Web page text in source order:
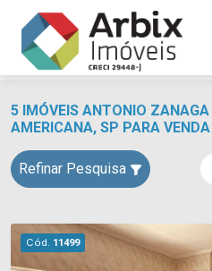
5 IMÓVEIS ANTONIO
AMERICANA, SP PARA VENDA
Refinar Pesquisa
Cód. 11499